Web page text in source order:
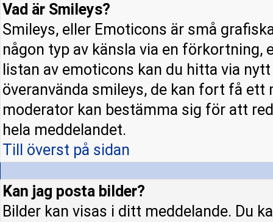
Vad är Smileys?
Smileys, eller Emoticons är små
någon typ av känsla via en förkortning,
listan av emoticons kan du hitta via
överanvända smileys, de kan fort få
moderator kan bestämma sig för att
hela meddelandet.
Till överst på sidan
Kan jag posta bilder?
Bilder kan visas i ditt meddelande. Du